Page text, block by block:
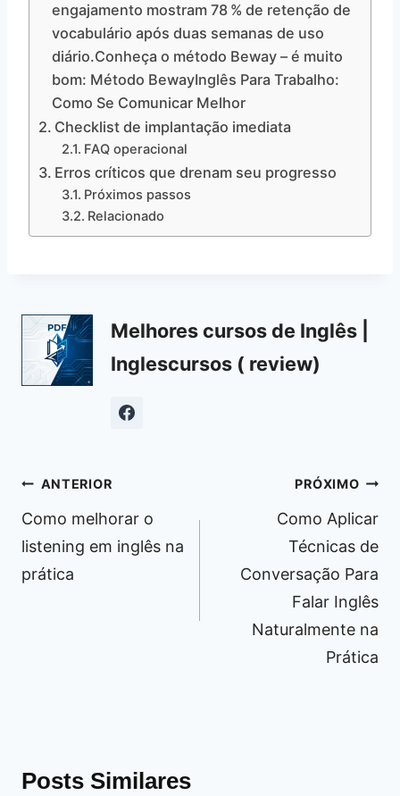
engajamento mostram 78 % de retenção de
vocabulário após duas semanas de uso
diário.Conheça o método Beway – é muito
bom: Método BewayInglês Para Trabalho:
Como Se Comunicar Melhor
Checklist de implantação imediata
FAQ operacional
Erros críticos que drenam seu progresso
Próximos passos
Relacionado
Melhores cursos de Inglês |
Inglescursos ( review)
Navegação
de
Post
ANTERIOR
Como melhorar o
listening em inglês na
prática
PRÓXIMO
Como Aplicar
Técnicas de
Conversação Para
Falar Inglês
Naturalmente na
Prática
Posts Similares